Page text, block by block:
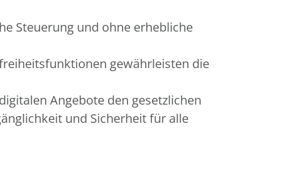
Steuerung und ohne erhebliche
gewährleisten die
Angebote den gesetzlichen
und Sicherheit für alle